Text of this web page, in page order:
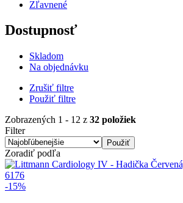
Zľavnené
Dostupnosť
Skladom
Na objednávku
Zrušiť filtre
Použiť filtre
Zobrazených 1 - 12 z 32 položiek
Filter
Zoradiť podľa
Obrázok
-15%